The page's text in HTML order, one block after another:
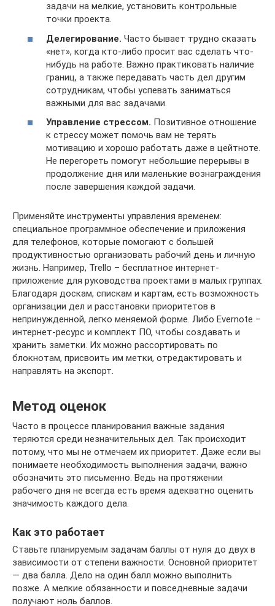
задачи на мелкие, установить контрольные
точки проекта.
Делегирование. Часто бывает трудно сказать
«нет», когда кто-либо просит вас сделать что-
нибудь на работе. Важно практиковать наличие
границ, а также передавать часть дел другим
сотрудникам, чтобы успевать заниматься
важными для вас задачами.
Управление стрессом. Позитивное отношение
к стрессу может помочь вам не терять
мотивацию и хорошо работать даже в цейтноте.
Не перегореть помогут небольшие перерывы в
продолжение дня или маленькие вознаграждения
после завершения каждой задачи.
Применяйте инструменты управления временем:
специальное программное обеспечение и приложения
для телефонов, которые помогают с большей
продуктивностью организовать рабочий день и личную
жизнь. Например, Trello – бесплатное интернет-
приложение для руководства проектами в малых группах.
Благодаря доскам, спискам и картам, есть возможность
организации дел и расстановки приоритетов в
непринужденной, легко меняемой форме. Либо Evernote –
интернет-ресурс и комплект ПО, чтобы создавать и
хранить заметки. Их можно рассортировать по
блокнотам, присвоить им метки, отредактировать и
направлять на экспорт.
Метод оценок
Часто в процессе планирования важные задания
теряются среди незначительных дел. Так происходит
потому, что мы не отмечаем их приоритет. Даже если вы
понимаете необходимость выполнения задачи, важно
обозначить это письменно. Ведь на протяжении
рабочего дня не всегда есть время адекватно оценить
значимость каждого дела.
Как это работает
Ставьте планируемым задачам баллы от нуля до двух в
зависимости от степени важности. Основной приоритет
— два балла. Дело на один балл можно выполнить
позже. А мелкие обязанности и повседневные задачи
получают ноль баллов.